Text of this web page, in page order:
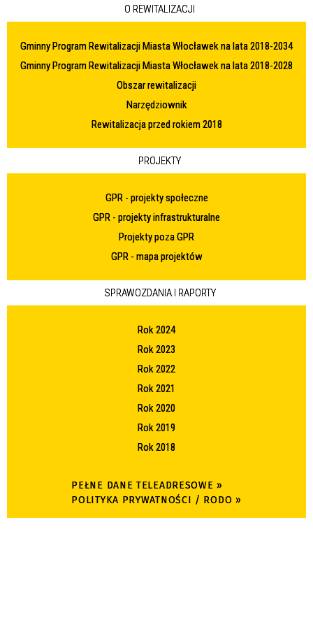
O REWITALIZACJI
Gminny Program Rewitalizacji Miasta Włocławek na lata 2018-2034
Gminny Program Rewitalizacji Miasta Włocławek na lata 2018-2028
Obszar rewitalizacji
Narzędziownik
Rewitalizacja przed rokiem 2018
PROJEKTY
GPR - projekty społeczne
GPR - projekty infrastrukturalne
Projekty poza GPR
GPR - mapa projektów
SPRAWOZDANIA I RAPORTY
Rok 2024
Rok 2023
Rok 2022
Rok 2021
Rok 2020
Rok 2019
Rok 2018
PEŁNE DANE TELEADRESOWE »
POLITYKA PRYWATNOŚCI / RODO »